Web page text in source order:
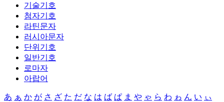
기술기호
첨자기호
라틴문자
러시아문자
단위기호
일반기호
로마자
아랍어
あ ぁ か が さ ざ た だ な は ば ぱ ま や ゃ ら わ ゎ ん い ぃ